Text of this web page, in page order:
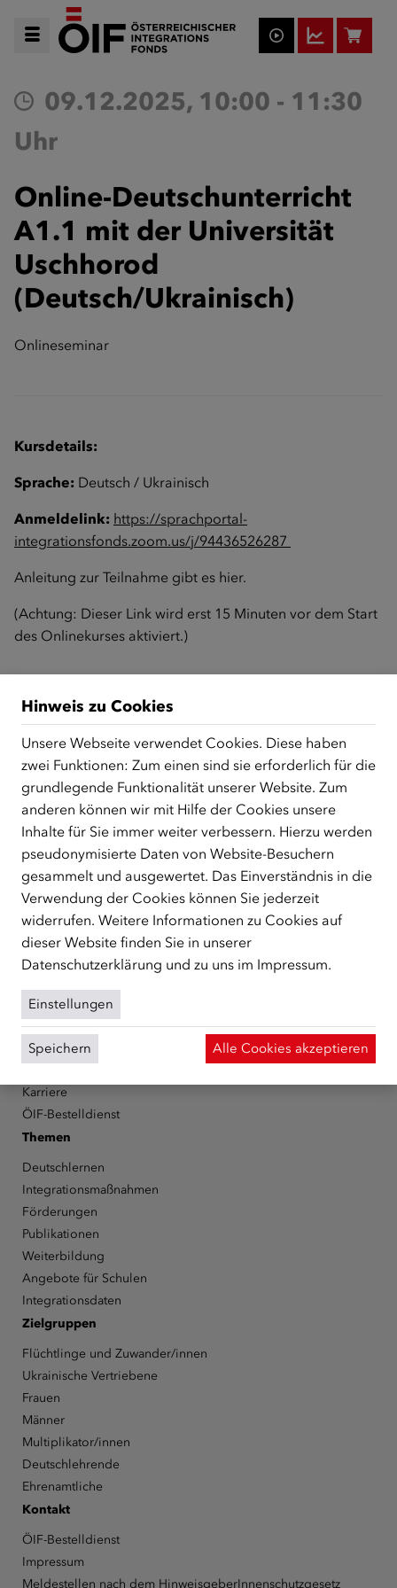
09.12.2025, 10:00 - 11:30
Uhr
Online-Deutschunterricht
A1.1 mit der Universität
Uschhorod
(Deutsch/Ukrainisch)
Onlineseminar
Kursdetails:
Sprache: Deutsch / Ukrainisch
Anmeldelink: https://sprachportal-
integrationsfonds.zoom.us/j/94436526287
Anleitung zur Teilnahme gibt es hier.
(Achtung: Dieser Link wird erst 15 Minuten vor dem Start
des Onlinekurses aktiviert.)
Zurück zur Übersicht
ÜBER UNS
Der Österreichische Integrationsfonds (ÖIF) ist ein Fonds der
Republik Österreich, der Flüchtlinge, subsidiär
Schutzberechtigte, Vertriebene sowie Zuwander/innen als
zentrale Anlaufstelle bei der Integration in Österreich
unterstützt.
mehr
FacebookYouTubeInstagramLinkedIn
Über den ÖIF
Der Österreichische Integrationsfonds (ÖIF)
Organigramm
Presse
Karriere
ÖIF-Bestelldienst
Themen
Deutschlernen
Integrationsmaßnahmen
Förderungen
Publikationen
Weiterbildung
Angebote für Schulen
Integrationsdaten
Zielgruppen
Flüchtlinge und Zuwander/innen
Ukrainische Vertriebene
Frauen
Männer
Multiplikator/innen
Deutschlehrende
Ehrenamtliche
Kontakt
ÖIF-Bestelldienst
Impressum
Meldestellen nach dem HinweisgeberInnenschutzgesetz
Hinweis zu Cookies
Unsere Webseite verwendet Cookies. Diese haben
zwei Funktionen: Zum einen sind sie erforderlich für die
grundlegende Funktionalität unserer Website. Zum
anderen können wir mit Hilfe der Cookies unsere
Inhalte für Sie immer weiter verbessern. Hierzu werden
pseudonymisierte Daten von Website-Besuchern
gesammelt und ausgewertet. Das Einverständnis in die
Verwendung der Cookies können Sie jederzeit
widerrufen. Weitere Informationen zu Cookies auf
dieser Website finden Sie in unserer
Datenschutzerklärung und zu uns im Impressum.
Einstellungen
Speichern Alle Cookies akzeptieren